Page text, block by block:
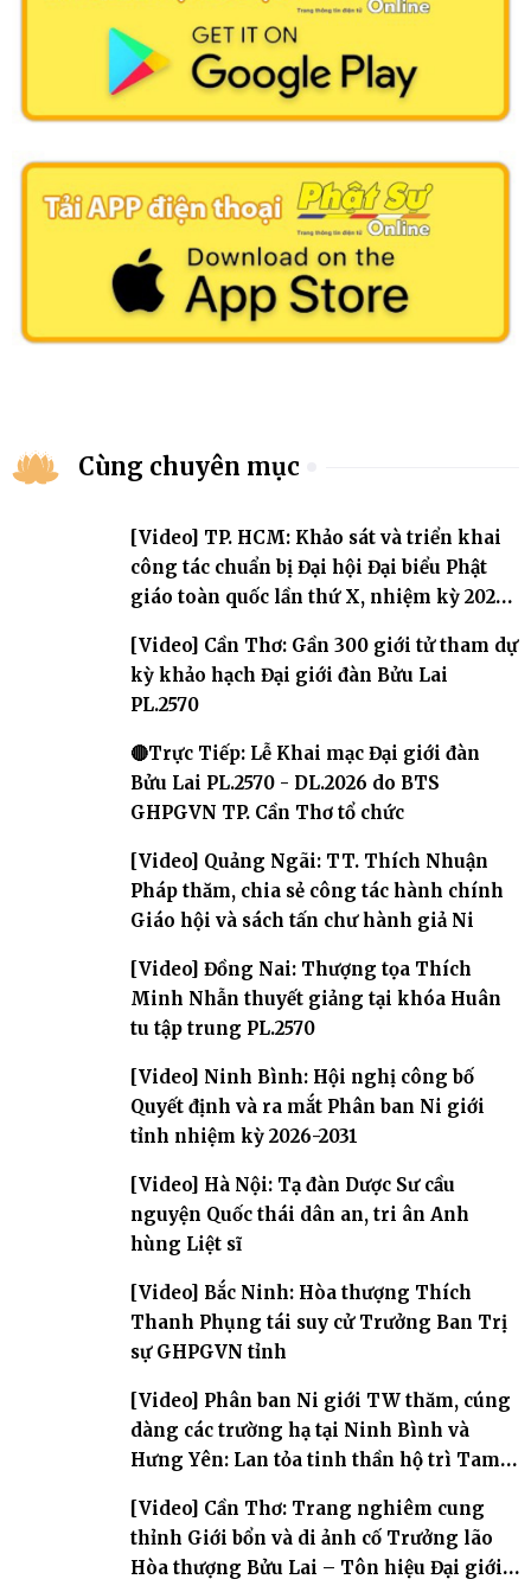
Cùng chuyên mục
[Video] TP. HCM: Khảo sát và triển khai
công tác chuẩn bị Đại hội Đại biểu Phật
giáo toàn quốc lần thứ X, nhiệm kỳ 2026-
[Video] Cần Thơ: Gần 300 giới tử tham dự
kỳ khảo hạch Đại giới đàn Bửu Lai
PL.2570
🔴Trực Tiếp: Lễ Khai mạc Đại giới đàn
Bửu Lai PL.2570 - DL.2026 do BTS
GHPGVN TP. Cần Thơ tổ chức
[Video] Quảng Ngãi: TT. Thích Nhuận
Pháp thăm, chia sẻ công tác hành chính
Giáo hội và sách tấn chư hành giả Ni
[Video] Đồng Nai: Thượng tọa Thích
Minh Nhẫn thuyết giảng tại khóa Huân
tu tập trung PL.2570
[Video] Ninh Bình: Hội nghị công bố
Quyết định và ra mắt Phân ban Ni giới
tỉnh nhiệm kỳ 2026-2031
[Video] Hà Nội: Tạ đàn Dược Sư cầu
nguyện Quốc thái dân an, tri ân Anh
hùng Liệt sĩ
[Video] Bắc Ninh: Hòa thượng Thích
Thanh Phụng tái suy cử Trưởng Ban Trị
sự GHPGVN tỉnh
[Video] Phân ban Ni giới TW thăm, cúng
dàng các trường hạ tại Ninh Bình và
Hưng Yên: Lan tỏa tinh thần hộ trì Tam
[Video] Cần Thơ: Trang nghiêm cung
thỉnh Giới bổn và di ảnh cố Trưởng lão
Hòa thượng Bửu Lai – Tôn hiệu Đại giới